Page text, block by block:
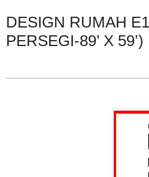
DESIGN RUMAH
PERSEGI-89’ X 59’)